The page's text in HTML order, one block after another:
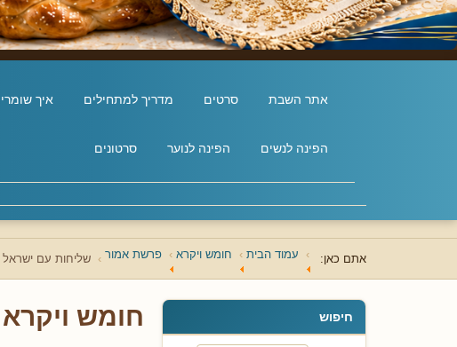
אתר השבת סרטים מדריך למתחילים איך
הפינה לנשים הפינה לנוער סרטונים
אתם כאן: עמוד הבית חומש ויקרא פרשת אמור שליחות עם ישראל
חיפוש חומש ויקרא